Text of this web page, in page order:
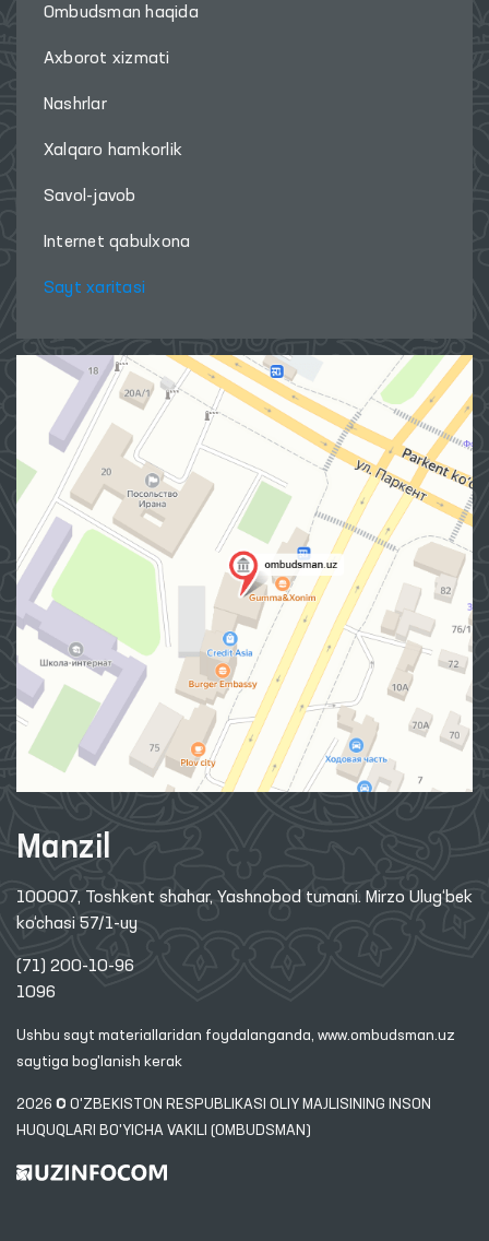
Ombudsman haqida
Axborot xizmati
Nashrlar
Xalqaro hamkorlik
Savol-javob
Internet qabulxona
Sayt xaritasi
Manzil
100007, Toshkent shahar, Yashnobod tumani. Mirzo Ulug‘bek
ko‘chasi 57/1-uy
(71) 200-10-96
1096
Ushbu sayt materiallaridan foydalanganda, www.ombudsman.uz
saytiga bog'lanish kerak
2026 © O'ZBEKISTON RESPUBLIKASI OLIY MAJLISINING INSON
HUQUQLARI BO'YICHA VAKILI (OMBUDSMAN)